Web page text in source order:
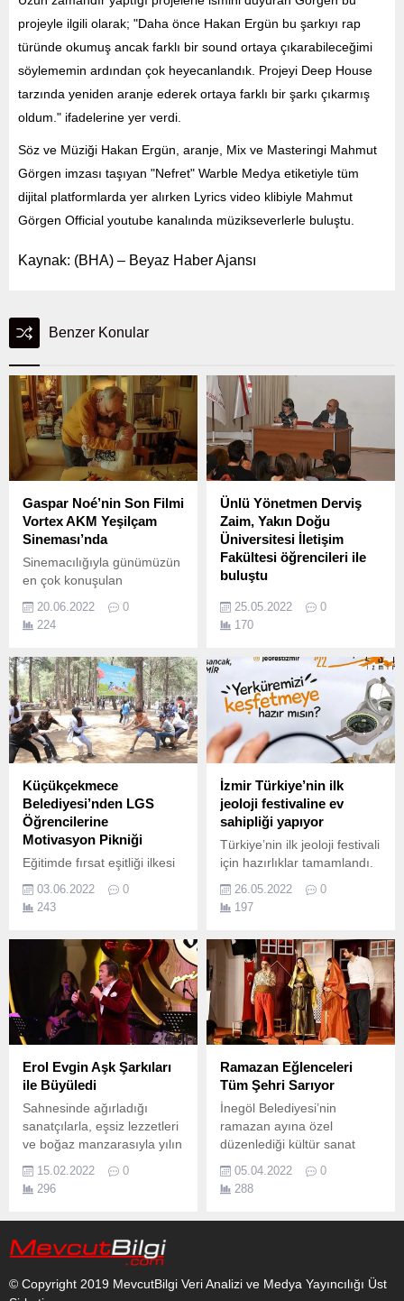
projeyle ilgili olarak; "Daha önce Hakan Ergün bu şarkıyı rap
türünde okumuş ancak farklı bir sound ortaya çıkarabileceğimi
söylememin ardından çok heyecanlandık. Projeyi Deep House
tarzında yeniden aranje ederek ortaya farklı bir şarkı çıkarmış
oldum." ifadelerine yer verdi.
Söz ve Müziği Hakan Ergün, aranje, Mix ve Masteringi Mahmut
Görgen imzası taşıyan "Nefret" Warble Medya etiketiyle tüm
dijital platformlarda yer alırken Lyrics video klibiyle Mahmut
Görgen Official youtube kanalında müzikseverlerle buluştu.
Kaynak: (BHA) – Beyaz Haber Ajansı
Benzer Konular
Gaspar Noé’nin Son Filmi
Vortex AKM Yeşilçam
Sineması’nda
Sinemacılığıyla günümüzün
en çok konuşulan
yönetmenleri arasında yer
alan Gaspar Noé’nin son
filmi Vortex, AKM Yeşilçam
20.06.2022
0
224
Ünlü Yönetmen Derviş
Zaim, Yakın Doğu
Üniversitesi İletişim
Fakültesi öğrencileri ile
buluştu
Tabutta Rövaşata, Filler ve
Çimen, Cenneti Beklerken,
Gölgeler ve Suretler gibi
yapımlarına imza atan Ünlü
Kıbrıslı Türk Yönetmen Dr.
25.05.2022
0
170
Küçükçekmece
Belediyesi’nden LGS
Öğrencilerine
Motivasyon Pikniği
Eğitimde fırsat eşitliği ilkesi
Küçükçekmece Belediyesi
bünyesinde hizmet veren
Üniversitesi'nde eğitim
gören 563 öğrenciye moral
pikniği düzenledi.
03.06.2022
0
243
İzmir Türkiye’nin ilk
jeoloji festivaline ev
sahipliği yapıyor
Türkiye’nin ilk jeoloji festivali
için hazırlıklar tamamlandı.
26.05.2022
0
197
Erol Evgin Aşk Şarkıları
ile Büyüledi
Sahnesinde ağırladığı
sanatçılarla, eşsiz lezzetleri
ve boğaz manzarasıyla yılın
popüler mekanları arasına
giren Jolly
Joker Private, “Sevgililer
müziğinin duayen isimi Erol
15.02.2022
0
296
Ramazan Eğlenceleri
Tüm Şehri Sarıyor
İnegöl Belediyesi’nin
ramazan ayına özel
düzenlediği kültür sanat
etkinlikleri tüm şehri sarıyor.
05.04.2022
0
288
© Copyright 2019 MevcutBilgi Veri Analizi ve Medya Yayıncılığı Üst